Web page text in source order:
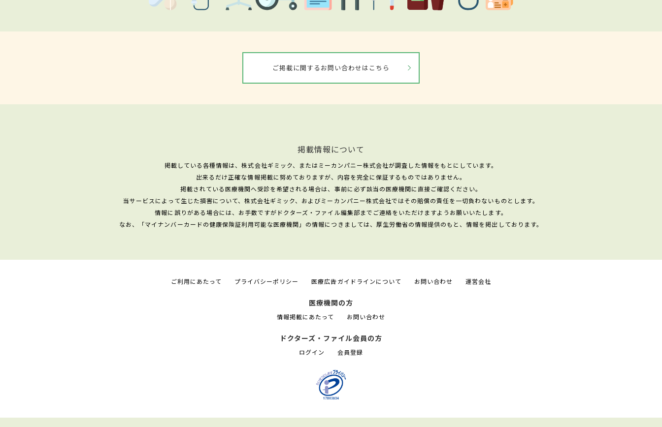
ご掲載に関するお問い合わせはこちら
掲載情報について
掲載している各種情報は、株式会社ギミック、またはミーカンパニー株式会社が調査した情報をもとにしています。
出来るだけ正確な情報掲載に努めておりますが、内容を完全に保証するものではありません。
掲載されている医療機関へ受診を希望される場合は、事前に必ず該当の医療機関に直接ご確認ください。
当サービスによって生じた損害について、株式会社ギミック、およびミーカンパニー株式会社ではその賠償の責任を一切負わないものとします。
情報に誤りがある場合には、お手数ですがドクターズ・ファイル編集部までご連絡をいただけますようお願いいたします。
なお、「マイナンバーカードの健康保険証利用可能な医療機関」の情報につきましては、厚生労働省の情報提供のもと、情報を掲出しております。
ご利用にあたって プライバシーポリシー 医療広告ガイドラインについて お問い合わせ 運営会社
医療機関の方
情報掲載にあたって お問い合わせ
ドクターズ・ファイル会員の方
ログイン 会員登録